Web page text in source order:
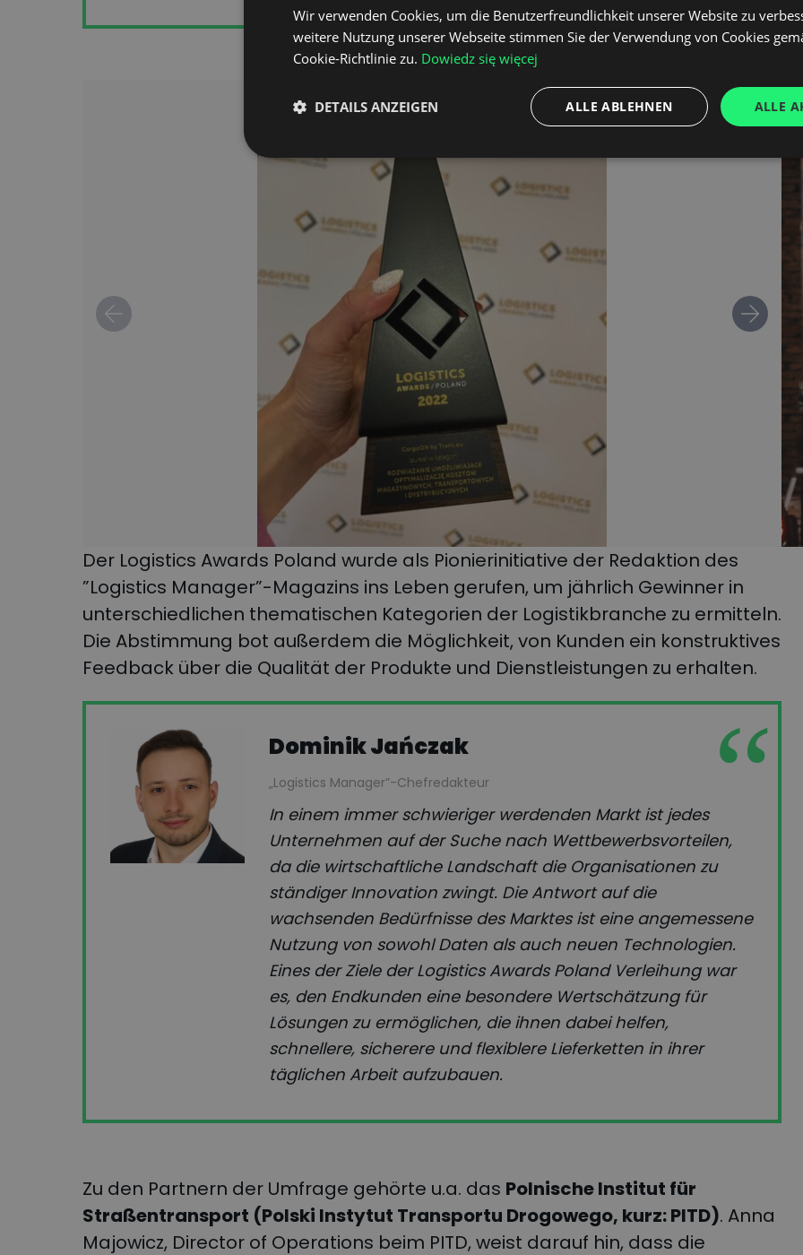
Der Logistics Awards Poland wurde als Pionierinitiative der Redaktion des
”Logistics Manager”-Magazins ins Leben gerufen, um jährlich Gewinner in
unterschiedlichen thematischen Kategorien der Logistikbranche zu ermitteln.
Die Abstimmung bot außerdem die Möglichkeit, von Kunden ein konstruktives
Feedback über die Qualität der Produkte und Dienstleistungen zu erhalten.
Dominik Jańczak
„Logistics Manager”-Chefredakteur
In einem immer schwieriger werdenden Markt ist jedes
Unternehmen auf der Suche nach Wettbewerbsvorteilen,
da die wirtschaftliche Landschaft die Organisationen zu
ständiger Innovation zwingt. Die Antwort auf die
wachsenden Bedürfnisse des Marktes ist eine angemessene
Nutzung von sowohl Daten als auch neuen Technologien.
Eines der Ziele der Logistics Awards Poland Verleihung war
es, den Endkunden eine besondere Wertschätzung für
Lösungen zu ermöglichen, die ihnen dabei helfen,
schnellere, sicherere und flexiblere Lieferketten in ihrer
täglichen Arbeit aufzubauen.
Zu den Partnern der Umfrage gehörte u.a. das Polnische Institut für
Straßentransport (Polski Instytut Transportu Drogowego, kurz: PITD). Anna
Majowicz, Director of Operations beim PITD, weist darauf hin, dass die
Wir verwenden Cookies, um die Benutzerfreundlichkeit unserer Website zu
weitere Nutzung unserer Webseite stimmen Sie der Verwendung von Cookies
Cookie-Richtlinie zu. Dowiedz się więcej
ALLE
ALLE ABLEHNEN
DETAILS ANZEIGEN